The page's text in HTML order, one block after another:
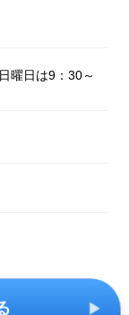
曜日は9：30～